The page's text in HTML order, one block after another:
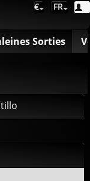
€ FR
Sorties